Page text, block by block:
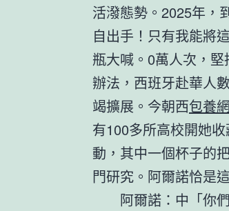
活潑態勢。2025年，
自出手！只有我能將
瓶大喊。0萬人次，
辦法，西班牙赴華人
竭擴展。今朝西包養網
有100多所高校開她
動，其中一個杯子的
門研究。阿爾諾恰是
阿爾諾：中「你